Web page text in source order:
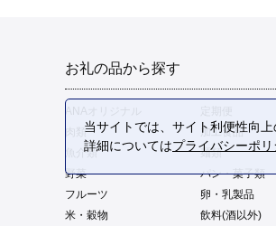
お礼の品から探す
肉類
加工食品
魚介類
麺類
野菜
パン・菓子類
フルーツ
卵・乳製品
米・穀物
飲料(酒以外)
当サイトでは、サイト利便性向
詳細についてはプライバシーポリ